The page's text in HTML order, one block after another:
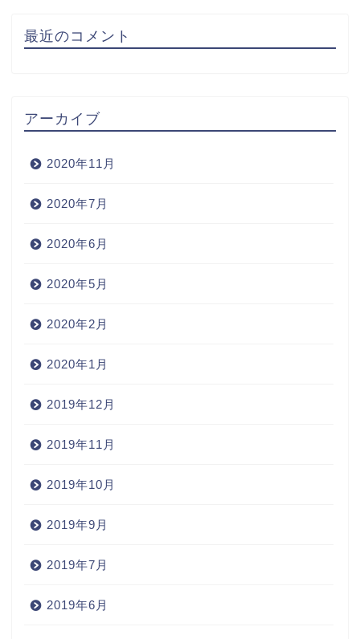
最近のコメント
アーカイブ
2020年11月
2020年7月
2020年6月
2020年5月
2020年2月
2020年1月
2019年12月
2019年11月
2019年10月
2019年9月
2019年7月
2019年6月